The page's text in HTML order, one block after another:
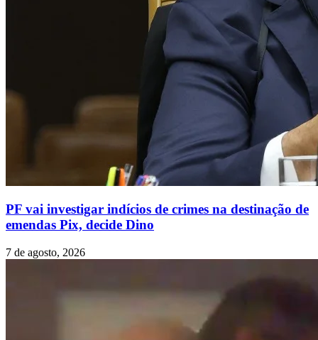
PF vai investigar indícios de crimes na destinação de
emendas Pix, decide Dino
7 de agosto, 2026